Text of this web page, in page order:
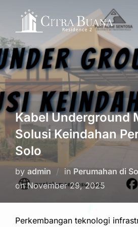
content
Kabel Underground
Solusi Keindahan
Solo
by admin in Perumahan di
onPosted
November 29, 2025
Perkembangan teknologi